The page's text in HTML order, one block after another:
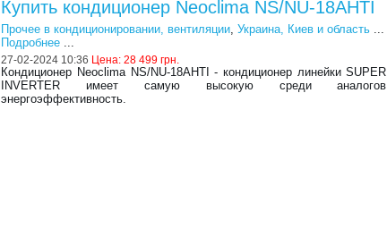
Купить кондиционер Neoclima NS/NU-18AHTI
Прочее в кондиционировании, вентиляции,Украина, Киев и область ...
Подробнее ...
27-02-2024 10:36 Цена:28 499 грн.
Кондиционер Neoclima NS/NU-18AHTI - кондиционер линейки SUPER
INVERTER имеет самую высокую среди аналогов
энергоэффективность.